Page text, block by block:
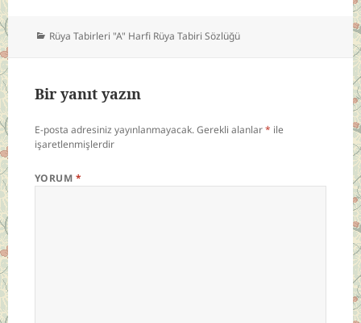
Kategoriler
Rüya Tabirleri "A" Harfi Rüya Tabiri Sözlüğü
Bir yanıt yazın
E-posta adresiniz yayınlanmayacak.Gerekli alanlar* ile
işaretlenmişlerdir
YORUM *